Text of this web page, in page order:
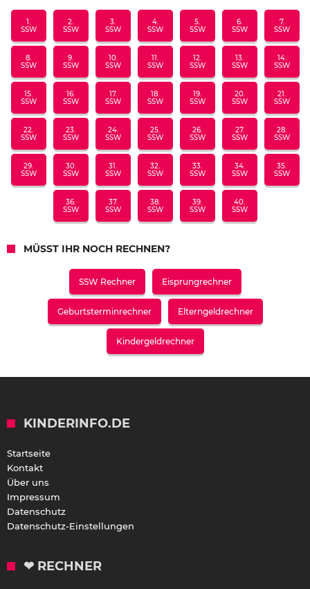
1.
SSW
2.
SSW
3.
SSW
4.
SSW
5.
SSW
6.
SSW
7.
SSW
8.
SSW
9.
SSW
10.
SSW
11.
SSW
12.
SSW
13.
SSW
14.
SSW
15.
SSW
16.
SSW
17.
SSW
18.
SSW
19.
SSW
20.
SSW
21.
SSW
22.
SSW
23.
SSW
24.
SSW
25.
SSW
26.
SSW
27.
SSW
28.
SSW
29.
SSW
30.
SSW
31.
SSW
32.
SSW
33.
SSW
34.
SSW
35.
SSW
36.
SSW
37.
SSW
38.
SSW
39.
SSW
40.
SSW
MÜSST IHR NOCH RECHNEN?
SSW Rechner Eisprungrechner
Geburtsterminrechner Elterngeldrechner
Kindergeldrechner
KINDERINFO.DE
Startseite
Kontakt
Über uns
Impressum
Datenschutz
Datenschutz-Einstellungen
❤ RECHNER